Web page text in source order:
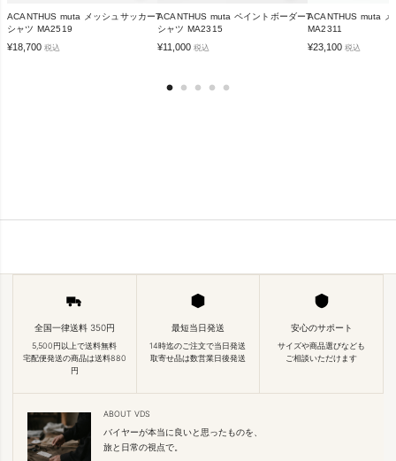
ACANTHUS muta メッシュサッカーT
シャツ MA2519
¥18,700 税込
ACANTHUS muta ペイントボーダーT
シャツ MA2315
¥11,000 税込
ACANTHUS muta メ
MA2311
¥23,100 税込
全国一律送料 350円
5,500円以上で送料無料
宅配便発送の商品は送料880
円
最短当日発送
14時迄のご注文で当日発送
取寄せ品は数営業日後発送
安心のサポート
サイズや商品選びなども
ご相談いただけます
ABOUT VDS
バイヤーが本当に良いと思ったものを、
旅と日常の視点で。